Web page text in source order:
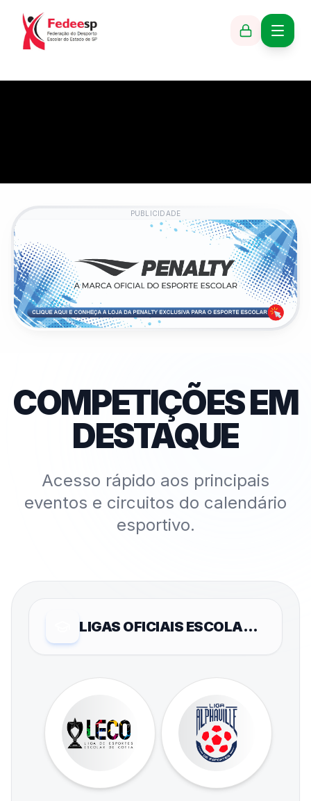
PUBLICIDADE
COMPETIÇÕES EM
DESTAQUE
Acesso rápido aos principais
eventos e circuitos do calendário
esportivo.
LIGAS OFICIAIS ESCOLARES